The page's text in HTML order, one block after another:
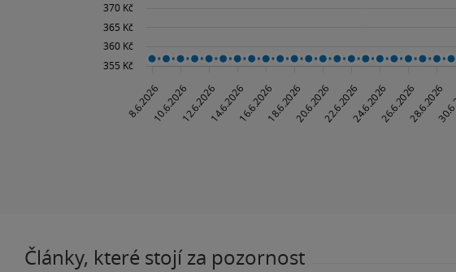
Články, které stojí za pozornost